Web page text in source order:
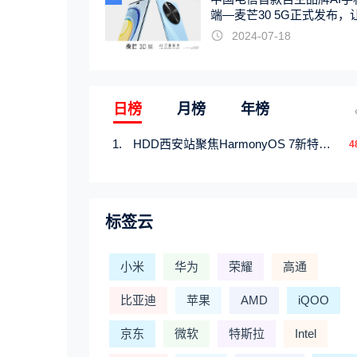
端—麦芒30 5G正式发布，
触手可及2024-07-18
日榜 月榜 年榜
HDD西安站聚焦HarmonyOS 7新特性，解锁从互联到智能的应用开发新范式
标签云
小米 华为 荣耀 高通
比亚迪 苹果 AMD iQOO
京东 微软 特斯拉 Intel